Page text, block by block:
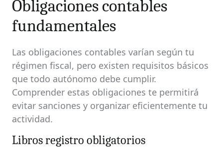
Obligaciones contables
fundamentales
Las obligaciones contables varían según tu
régimen fiscal, pero existen requisitos básicos
que todo autónomo debe cumplir.
Comprender estas obligaciones te permitirá
evitar sanciones y organizar eficientemente tu
actividad.
Libros registro obligatorios